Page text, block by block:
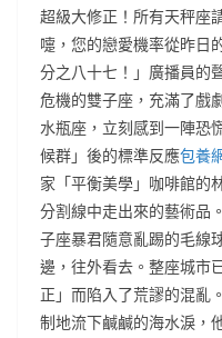
超級大修正！所有天秤座
嚏，您的戀愛機率從昨日
分之八十七！」廣播員的
危機的雙子座，充滿了戲
水瓶座，立刻感到一陣恐
候群」後的標準反應包養
家「平衡美學」咖啡館的
分割線中走出來的藝術品
子座暴君隨意亂踢的毛線
邊，往外看去。整座城市
正」而陷入了荒謬的混亂
制地流下鹹鹹的海水淚，